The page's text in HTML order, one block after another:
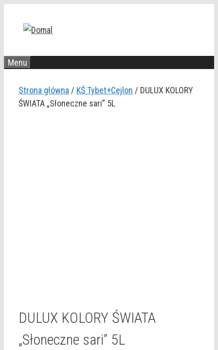
Menu
Strona główna / KŚ Tybet+Cejlon / DULUX KOLORY
ŚWIATA „Słoneczne sari” 5L
DULUX KOLORY ŚWIATA
„Słoneczne sari” 5L